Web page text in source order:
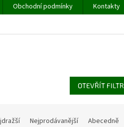
Obchodní podmínky Kontakty
OTEVŘÍT FILTR
Nejprodávanější Abecedně